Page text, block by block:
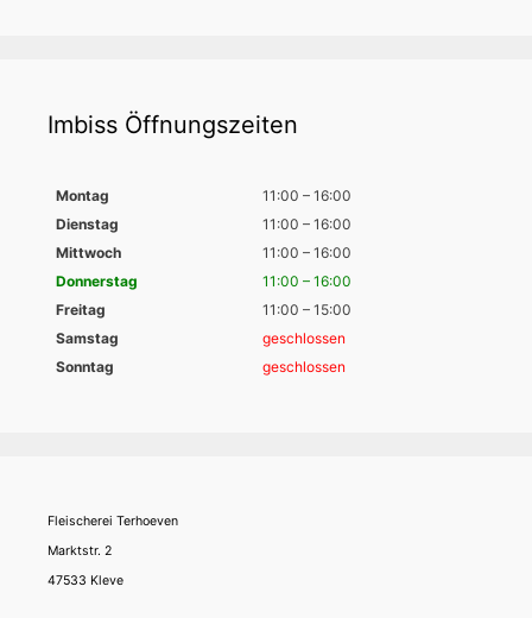
Imbiss Öffnungszeiten
Montag
11:00 – 16:00
Dienstag
11:00 – 16:00
Mittwoch
11:00 – 16:00
Donnerstag
11:00 – 16:00
Freitag
11:00 – 15:00
Samstag
geschlossen
Sonntag
geschlossen
Fleischerei Terhoeven
Marktstr. 2
47533 Kleve